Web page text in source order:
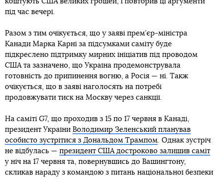
під час вечері.
Разом з тим очікується, що у заяві прем’єр-міністра
Канади Марка Карні за підсумками саміту буде
підкреслено підтримку мирних ініціатив під проводом
США та зазначено, що Україна продемонструвала
готовність до припинення вогню, а Росія — ні. Такж
очікується, що в заяві наголосять на потребі
продовжувати тиск на Москву через санкції.
На саміті G7, що проходив з 15 по 17 червня в Канаді,
президент України Володимир Зеленський планував
особисто зустрітися з Дональдом Трампом. Однак зустріч
не відбулась — президент США достроково залишив саміт
у ніч на 17 червня та, повернувшись до Вашингтону,
скликав нараду з командою з питань національної безпеки